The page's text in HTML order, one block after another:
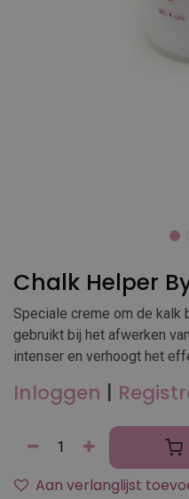
Chalk Helper
Speciale creme om de kalk
gebruikt bij het afwerken
intenser en verhoogt het
Inloggen |
Aan verlanglijst